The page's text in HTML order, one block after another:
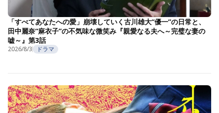
「すべてあなたへの愛」崩壊していく古川雄大“優一”の日常と、
田中麗奈“麻衣子”の不気味な微笑み『親愛なる夫へ～完璧な妻の
嘘～』第3話
2026/8/3 ドラマ